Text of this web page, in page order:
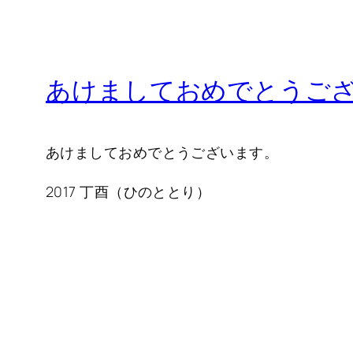
あけましておめでとうご
あけましておめでとうございます。
2017 丁酉（ひのととり）